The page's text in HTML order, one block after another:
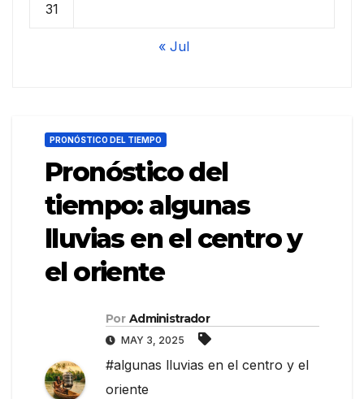
31
« Jul
PRONÓSTICO DEL TIEMPO
Pronóstico del
tiempo: algunas
lluvias en el centro y
el oriente
Por Administrador
MAY 3, 2025
#algunas lluvias en el centro y el
oriente